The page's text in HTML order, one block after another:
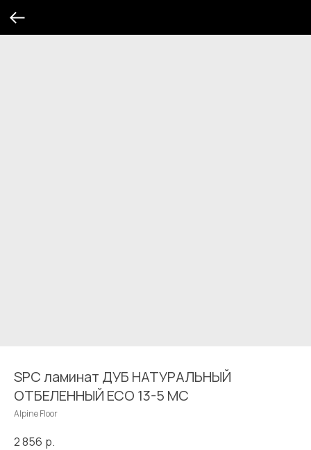
SPC ламинат ДУБ НАТУРАЛЬНЫЙ
ОТБЕЛЕННЫЙ ЕСО 13-5 MC
Alpine Floor
2 856 р.